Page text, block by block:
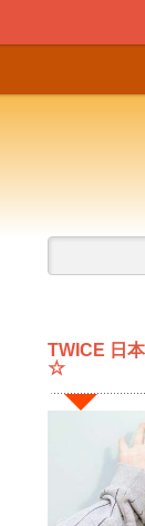
TWICE 日
☆